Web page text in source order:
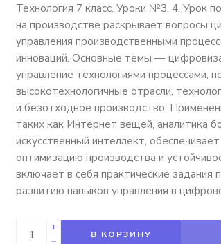
Технология 7 класс. Уроки №3, 4. Урок
на производстве раскрывает вопросы
управления производственными
инноваций. Основные темы —
управление технологиями процессами,
высокотехнологичные отрасли,
и безотходное производство.
таких как Интернет вещей, аналитика
искусственный интеллект,
оптимизацию производства и
включает в себя практические задания
развитию навыков управления в
В КОРЗИНУ